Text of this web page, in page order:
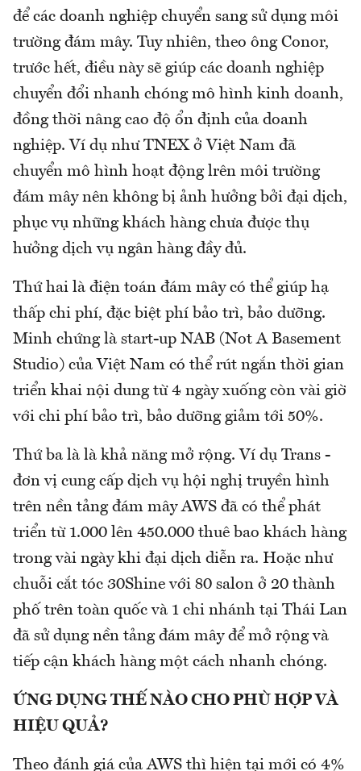
để các doanh nghiệp chuyển sang sử dụng môi
trường đám mây. Tuy nhiên, theo ông Conor,
trước hết, điều này sẽ giúp các doanh nghiệp
chuyển đổi nhanh chóng mô hình kinh doanh,
đồng thời nâng cao độ ổn định của doanh
nghiệp. Ví dụ như TNEX ở Việt Nam đã
chuyển mô hình hoạt động lrên môi trường
đám mây nên không bị ảnh hưởng bởi đại dịch,
phục vụ những khách hàng chưa được thụ
hưởng dịch vụ ngân hàng đầy đủ.
Thứ hai là điện toán đám mây có thể giúp hạ
thấp chi phí, đặc biệt phí bảo trì, bảo dưỡng.
Minh chứng là start-up NAB (Not A Basement
Studio) của Việt Nam có thể rút ngắn thời gian
triển khai nội dung từ 4 ngày xuống còn vài giờ
với chi phí bảo trì, bảo dưỡng giảm tới 50%.
Thứ ba là là khả năng mở rộng. Ví dụ Trans -
đơn vị cung cấp dịch vụ hội nghị truyền hình
trên nền tảng đám mây AWS đã có thể phát
triển từ 1.000 lên 450.000 thuê bao khách hàng
trong vài ngày khi đại dịch diễn ra. Hoặc như
chuỗi cắt tóc 30Shine với 80 salon ở 20 thành
phố trên toàn quốc và 1 chi nhánh tại Thái Lan
đã sử dụng nền tảng đám mây để mở rộng và
tiếp cận khách hàng một cách nhanh chóng.
ỨNG DỤNG THẾ NÀO CHO PHÙ HỢP VÀ
HIỆU QUẢ?
Theo đánh giá của AWS thì hiện tại mới có 4%